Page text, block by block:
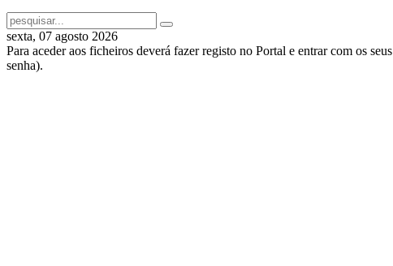
sexta, 07 agosto 2026
Para aceder aos ficheiros deverá fazer registo no Portal e entrar com os
senha).